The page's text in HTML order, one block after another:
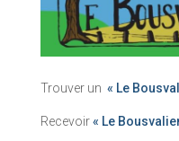
Trouver un « Le
Recevoir« Le